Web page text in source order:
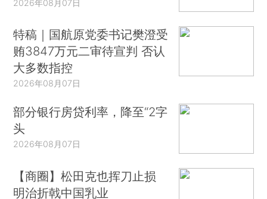
2026年08月07日
特稿｜国航原党委书记樊澄受
贿3847万元二审待宣判 否认
大多数指控
2026年08月07日
部分银行房贷利率，降至“2字
头
2026年08月07日
【商圈】松田克也挥刀止损
明治折戟中国乳业